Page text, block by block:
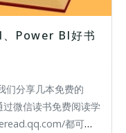
Power BI好书
们分享几本免费的
微信读书免费阅读学
都可以